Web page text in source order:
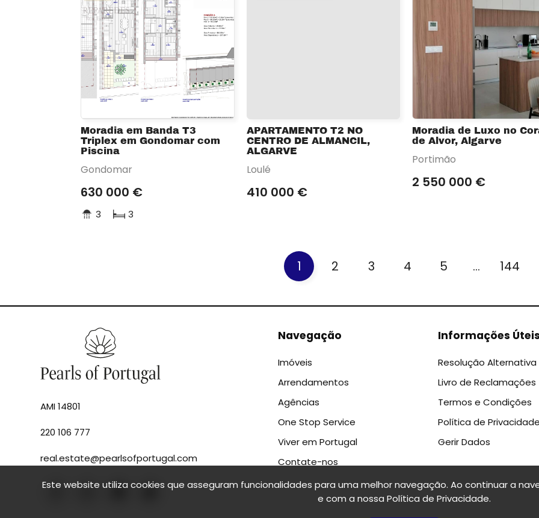
Moradia em Banda T3
Triplex em Gondomar com
Piscina
Gondomar
630 000 €
3 3
APARTAMENTO T2 NO
CENTRO DE ALMANCIL,
ALGARVE
Loulé
410 000 €
Moradia de Luxo no
de Alvor, Algarve
Portimão
2 550 000 €
1 2 3 4 5 ... 144
AMI 14801
220 106 777
real.estate@pearlsofportugal.com
Navegação
Imóveis
Arrendamentos
Agências
One Stop Service
Viver em Portugal
Contate-nos
Informações
Resolução
Livro de Reclamações
Termos e Condições
Política de
Gerir Dados
Este website utiliza cookies que asseguram funcionalidades para uma melhor navegação. Ao continuar a
e com a nossa Política de Privacidade.